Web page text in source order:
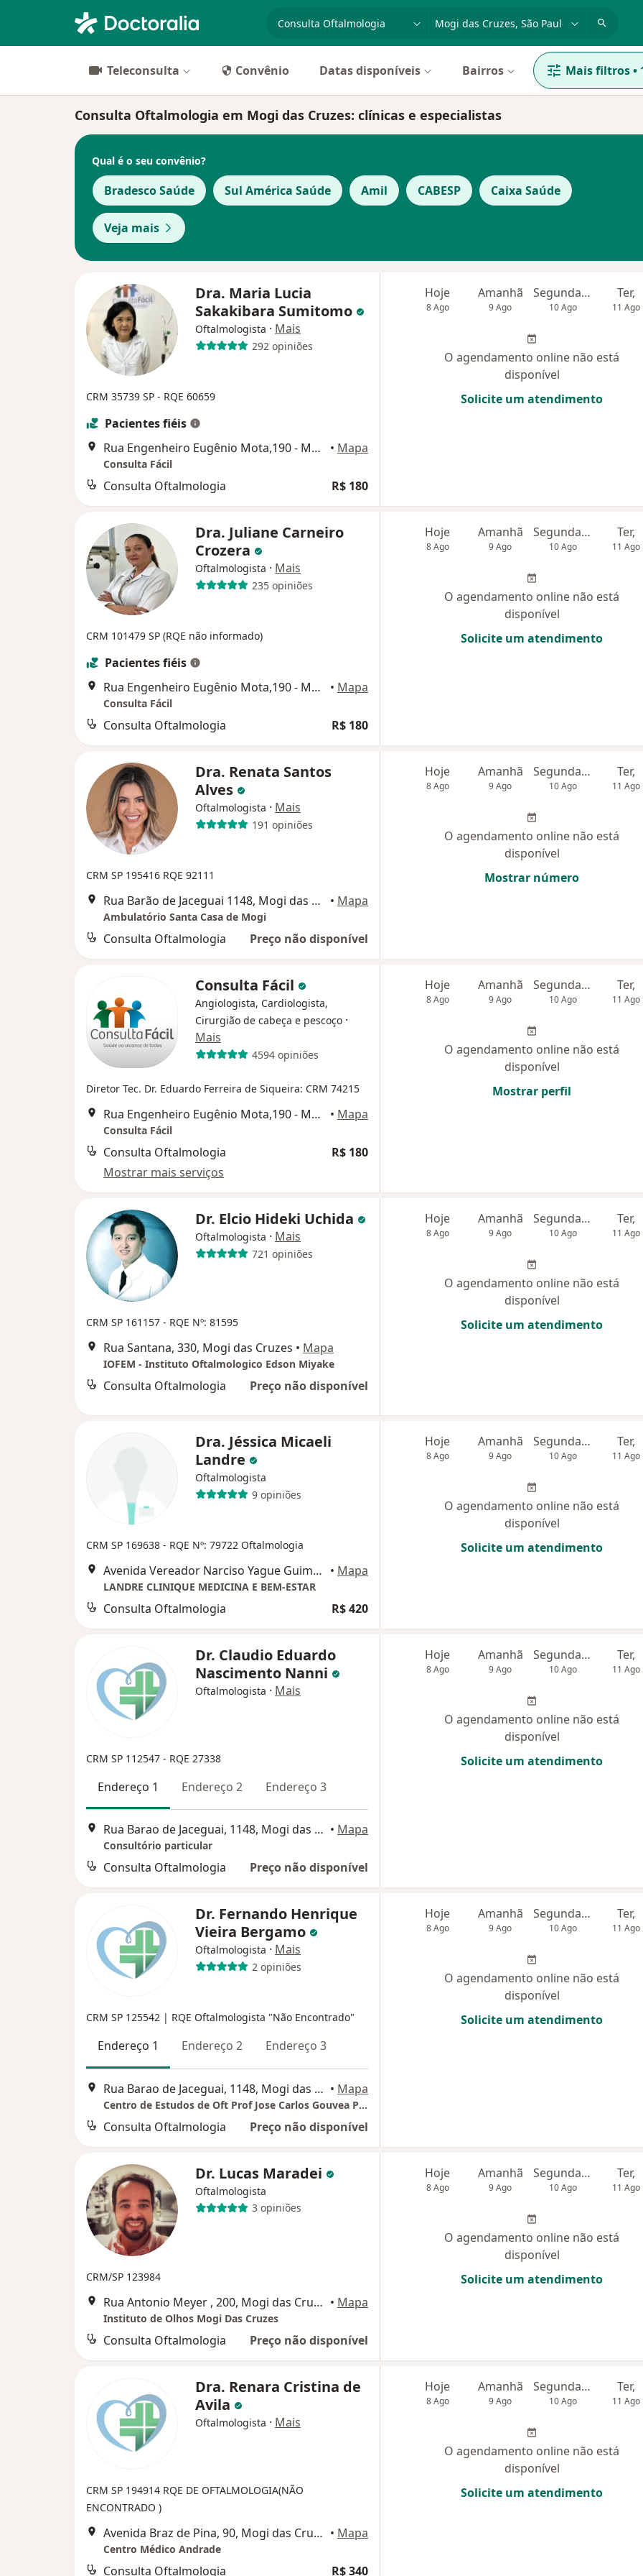
Teleconsulta Convênio Datas disponíveis Bairros Mais filtros•
Consulta Oftalmologia em Mogi das Cruzes: clínicas e especialistas
Qual é o seu convênio?
Bradesco Saúde Sul América Saúde Amil CABESP Caixa Saúde
Veja mais
Dra. Maria Lucia
Sakakibara Sumitomo
Oftalmologista · Mais
292 opiniões
CRM 35739 SP - RQE 60659
Pacientes fiéis
Rua Engenheiro Eugênio Mota,190 - Mogi das Cruzes, Mogi das Cruzes
• Mapa
Consulta Fácil
Consulta Oftalmologia R$ 180
Hoje
8 Ago
Amanhã
9 Ago
Segunda-feira
10 Ago
Ter,
11 Ago
O agendamento online não está
disponível
Solicite um atendimento
Dra. Juliane Carneiro
Crozera
Oftalmologista · Mais
235 opiniões
CRM 101479 SP (RQE não informado)
Pacientes fiéis
Rua Engenheiro Eugênio Mota,190 - Mogi das Cruzes, Mogi das Cruzes
• Mapa
Consulta Fácil
Consulta Oftalmologia R$ 180
Hoje
8 Ago
Amanhã
9 Ago
Segunda-feira
10 Ago
Ter,
11 Ago
O agendamento online não está
disponível
Solicite um atendimento
Dra. Renata Santos
Alves
Oftalmologista · Mais
191 opiniões
CRM SP 195416 RQE 92111
Rua Barão de Jaceguai 1148, Mogi das Cruzes • Mapa
Ambulatório Santa Casa de Mogi
Consulta Oftalmologia Preço não disponível
Hoje
8 Ago
Amanhã
9 Ago
Segunda-feira
10 Ago
Ter,
11 Ago
O agendamento online não está
disponível
Mostrar número
Consulta Fácil
Angiologista, Cardiologista,
Cirurgião de cabeça e pescoço ·
Mais
4594 opiniões
Diretor Tec. Dr. Eduardo Ferreira de Siqueira: CRM 74215
Rua Engenheiro Eugênio Mota,190 - Mogi das Cruzes, Mogi das Cruzes • Mapa
Consulta Fácil
Consulta Oftalmologia
R$ 180
Mostrar mais serviços
Hoje
8 Ago
Amanhã
9 Ago
Segunda-feira
10 Ago
Ter,
11 Ago
O agendamento online não está
disponível
Mostrar perfil
Dr. Elcio Hideki Uchida
Oftalmologista · Mais
721 opiniões
CRM SP 161157 - RQE Nº: 81595
Rua Santana, 330, Mogi das Cruzes • Mapa
IOFEM - Instituto Oftalmologico Edson Miyake
Consulta Oftalmologia Preço não disponível
Hoje
8 Ago
Amanhã
9 Ago
Segunda-feira
10 Ago
Ter,
11 Ago
O agendamento online não está
disponível
Solicite um atendimento
Dra. Jéssica Micaeli
Landre
Oftalmologista
9 opiniões
CRM SP 169638 - RQE Nº: 79722 Oftalmologia
Avenida Vereador Narciso Yague Guimarães - 1145 - Helbor Concept Office 609/610 Centro Cívico, Mogi das Cruzes • Mapa
LANDRE CLINIQUE MEDICINA E BEM-ESTAR
Consulta Oftalmologia R$ 420
Hoje
8 Ago
Amanhã
9 Ago
Segunda-feira
10 Ago
Ter,
11 Ago
O agendamento online não está
disponível
Solicite um atendimento
Dr. Claudio Eduardo
Nascimento Nanni
Oftalmologista · Mais
CRM SP 112547 - RQE 27338
Endereço 1 Endereço 2 Endereço 3
Rua Barao de Jaceguai, 1148, Mogi das Cruzes • Mapa
Consultório particular
Consulta Oftalmologia Preço não disponível
Hoje
8 Ago
Amanhã
9 Ago
Segunda-feira
10 Ago
Ter,
11 Ago
O agendamento online não está
disponível
Solicite um atendimento
Dr. Fernando Henrique
Vieira Bergamo
Oftalmologista · Mais
2 opiniões
CRM SP 125542 | RQE Oftalmologista "Não Encontrado"
Endereço 1 Endereço 2 Endereço 3
Rua Barao de Jaceguai, 1148, Mogi das Cruzes • Mapa
Centro de Estudos de Oft Prof Jose Carlos Gouvea Pacheco
Consulta Oftalmologia Preço não disponível
Hoje
8 Ago
Amanhã
9 Ago
Segunda-feira
10 Ago
Ter,
11 Ago
O agendamento online não está
disponível
Solicite um atendimento
Dr. Lucas Maradei
Oftalmologista
3 opiniões
CRM/SP 123984
Rua Antonio Meyer , 200, Mogi das Cruzes • Mapa
Instituto de Olhos Mogi Das Cruzes
Consulta Oftalmologia Preço não disponível
Hoje
8 Ago
Amanhã
9 Ago
Segunda-feira
10 Ago
Ter,
11 Ago
O agendamento online não está
disponível
Solicite um atendimento
Dra. Renara Cristina de
Avila
Oftalmologista · Mais
CRM SP 194914 RQE DE OFTALMOLOGIA(NÃO
ENCONTRADO )
Avenida Braz de Pina, 90, Mogi das Cruzes • Mapa
Centro Médico Andrade
Consulta Oftalmologia R$ 340
Hoje
8 Ago
Amanhã
9 Ago
Segunda-feira
10 Ago
Ter,
11 Ago
O agendamento online não está
disponível
Solicite um atendimento